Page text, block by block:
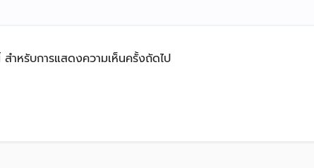
ำหรับการแสดงความเห็นครั้งถัดไป